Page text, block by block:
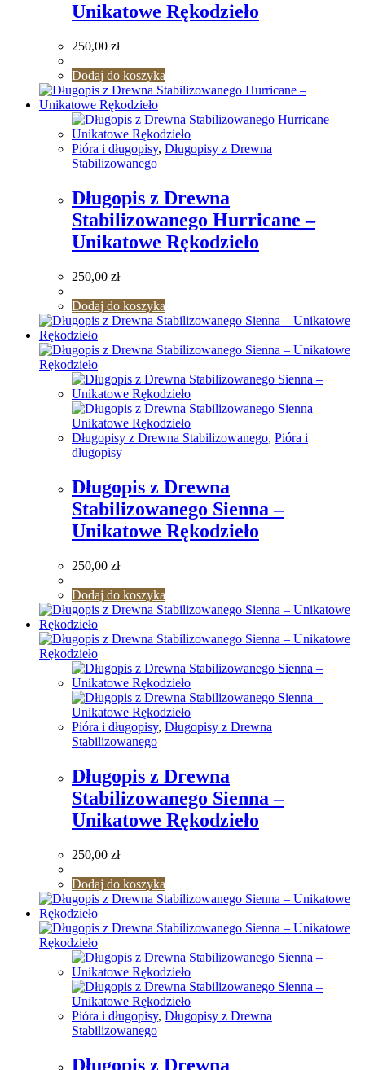
Unikatowe Rękodzieło
250,00 zł
Dodaj do koszyka
Pióra i długopisy, Długopisy z Drewna
Stabilizowanego
Długopis z Drewna
Stabilizowanego Hurricane –
Unikatowe Rękodzieło
250,00 zł
Dodaj do koszyka
Długopisy z Drewna Stabilizowanego, Pióra i
długopisy
Długopis z Drewna
Stabilizowanego Sienna –
Unikatowe Rękodzieło
250,00 zł
Dodaj do koszyka
Pióra i długopisy, Długopisy z Drewna
Stabilizowanego
Długopis z Drewna
Stabilizowanego Sienna –
Unikatowe Rękodzieło
250,00 zł
Dodaj do koszyka
Pióra i długopisy, Długopisy z Drewna
Stabilizowanego
Długopis z Drewna